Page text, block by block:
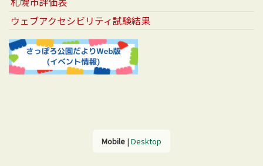
ウェブアクセシビリティ試験結果
Mobile | Desktop